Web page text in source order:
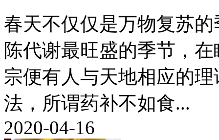
春天不仅仅是万物复苏
陈代谢最旺盛的季节，
宗便有人与天地相应的
法，所谓药补不如食...
2020-04-16